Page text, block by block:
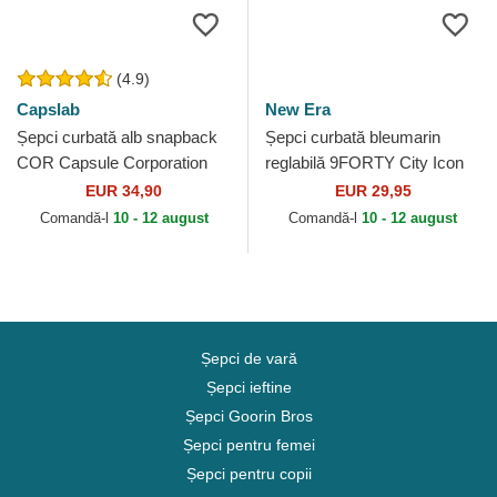
(4.9)
Capslab
Șepci curbată alb snapback
COR Capsule Corporation
Dragon Ball de Capslab
EUR 34,90
Comandă-l 10 - 12 august
New Era
Șepci curbată bleumarin
reglabilă 9FORTY City Icon
de New York Yankees MLB
de New Era
EUR 29,95
Comandă-l 10 - 12 august
Șepci de vară
Șepci ieftine
Șepci Goorin Bros
Șepci pentru femei
Șepci pentru copii